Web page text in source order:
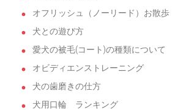
オフリッシュ（ノーリード）お散歩
犬との遊び方
愛犬の被毛(コート)の種類について
オビディエンストレーニング
犬の歯磨きの仕方
犬用口輪 ランキング